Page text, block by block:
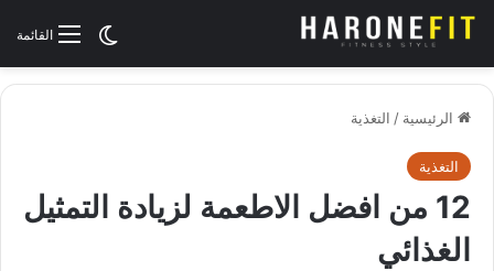
القائمةالوضع
الرئيسية / التغذية
التغذية
12 من افضل الاطعمة لزيادة التمثيل
الغذائي